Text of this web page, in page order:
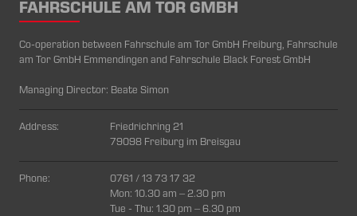
FAHRSCHULE AM TOR GMBH
Co-operation between Fahrschule am Tor GmbH Freiburg, Fahrschule
am Tor GmbH Emmendingen and Fahrschule Black Forest GmbH
Managing Director: Beate Simon
Address:
Friedrichring 21
79098 Freiburg im Breisgau
Phone:
0761 / 13 73 17 32
Mon: 10.30 am – 2.30 pm
Tue - Thu: 1.30 pm – 6.30 pm